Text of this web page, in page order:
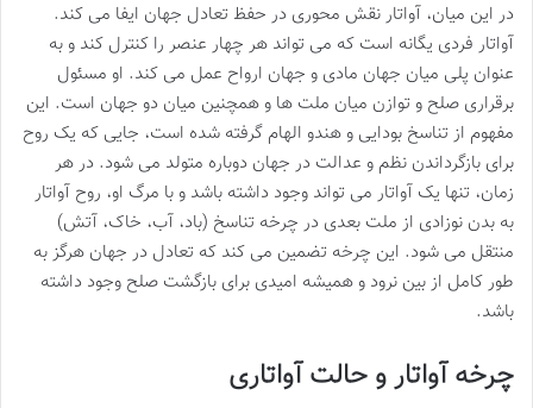
در این میان، آواتار نقش محوری در حفظ تعادل جهان ایفا می کند.
آواتار فردی یگانه است که می تواند هر چهار عنصر را کنترل کند و به
عنوان پلی میان جهان مادی و جهان ارواح عمل می کند. او مسئول
برقراری صلح و توازن میان ملت ها و همچنین میان دو جهان است. این
مفهوم از تناسخ بودایی و هندو الهام گرفته شده است، جایی که یک روح
برای بازگرداندن نظم و عدالت در جهان دوباره متولد می شود. در هر
زمان، تنها یک آواتار می تواند وجود داشته باشد و با مرگ او، روح آواتار
به بدن نوزادی از ملت بعدی در چرخه تناسخ (باد، آب، خاک، آتش)
منتقل می شود. این چرخه تضمین می کند که تعادل در جهان هرگز به
طور کامل از بین نرود و همیشه امیدی برای بازگشت صلح وجود داشته
باشد.
چرخه آواتار و حالت آواتاری